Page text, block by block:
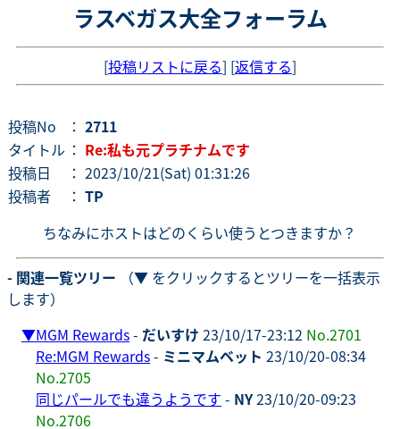
ラスベガス大全フォーラム
[投稿リストに戻る] [返信する]
投稿No ： 2711
タイトル ： Re:私も元プラチナムです
投稿日
： 2023/10/21(Sat) 01:31:26
投稿者
： TP
ちなみにホストはどのくらい使うとつきますか？
- 関連一覧ツリー （▼ をクリックするとツリーを一括表示
します）
▼MGM Rewards- だいすけ 23/10/17-23:12 No.2701
Re:MGM Rewards- ミニマムベット 23/10/20-08:34
No.2705
同じパールでも違うようです - NY23/10/20-09:23
No.2706